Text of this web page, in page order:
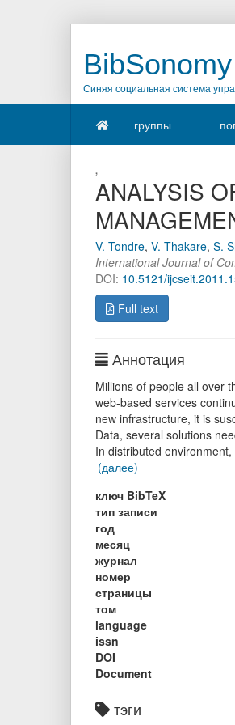
BibSonomy
Синяя социальная система
группы
,
ANALYSIS
V. Tondre, V. Thakare, S.
International Journal of
DOI: 10.5121/
Full text
Аннотация
Millions of people all over
web-based services
new infrastructure, it is
Data, several solutions
In distributed
(далее)
ключ BibTeX
тип записи
год
месяц
журнал
номер
страницы
том
language
issn
DOI
Document
тэги